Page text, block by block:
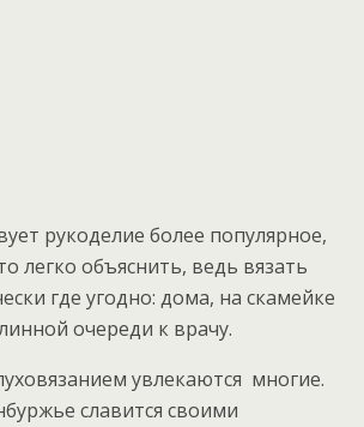
рукоделие более популярное,
легко объяснить, ведь вязать
где угодно: дома, на скамейке
очереди к врачу.
увлекаются многие.
славится своими